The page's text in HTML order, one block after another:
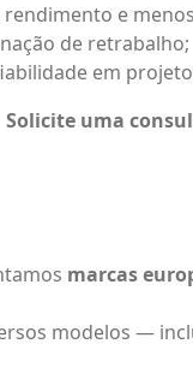
rendimento e
de retrabalho;
em
Solicite uma
marcas
modelos —